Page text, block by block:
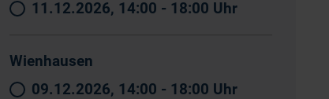
11.12.2026, 14:00 - 18:00 Uhr
Wienhausen
09.12.2026, 14:00 - 18:00 Uhr